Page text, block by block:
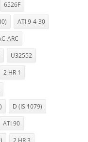
6526F
ATI 9-4-30
ARC
U32552
2 HR 1
D (IS 1079)
ATI 90
2 HR 3